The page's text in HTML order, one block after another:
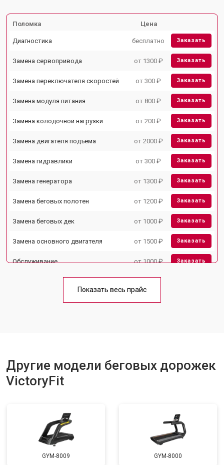
Поломка Цена
Диагностика бесплатно Заказать
Замена сервопривода от 1300 ₽ Заказать
Замена переключателя скоростей от 300 ₽ Заказать
Замена модуля питания от 800 ₽ Заказать
Замена колодочной нагрузки от 200 ₽ Заказать
Замена двигателя подъема от 2000 ₽ Заказать
Замена гидравлики от 300 ₽ Заказать
Замена генератора от 1300 ₽ Заказать
Замена беговых полотен от 1200 ₽ Заказать
Замена беговых дек от 1000 ₽ Заказать
Замена основного двигателя от 1500 ₽ Заказать
Обслуживание от 1000 ₽ Заказать
Замена блока питания от 1000 ₽
Показать весь прайс
Другие модели беговых дорожек
VictoryFit
GYM-8009 GYM-8000